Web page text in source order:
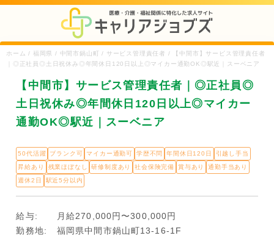
ホーム / 福岡県 / 中間市鍋山町 / サービス管理責任者 / 【中間市】サービス管理責任者
｜◎正社員◎土日祝休み◎年間休日120日以上◎マイカー通勤OK◎駅近｜スーベニア
【中間市】サービス管理責任者｜◎正社員◎
土日祝休み◎年間休日120日以上◎マイカー
通勤OK◎駅近｜スーベニア
50代活躍 ブランク可 マイカー通勤可 学歴不問 年間休日120日
引越し手当
昇給あり
残業ほぼなし 研修制度あり 社会保険完備 賞与あり
通勤手当あり
週休2日
駅近5分以内
給与:
月給270,000円〜300,000円
勤務地:
福岡県中間市鍋山町13-16-1F